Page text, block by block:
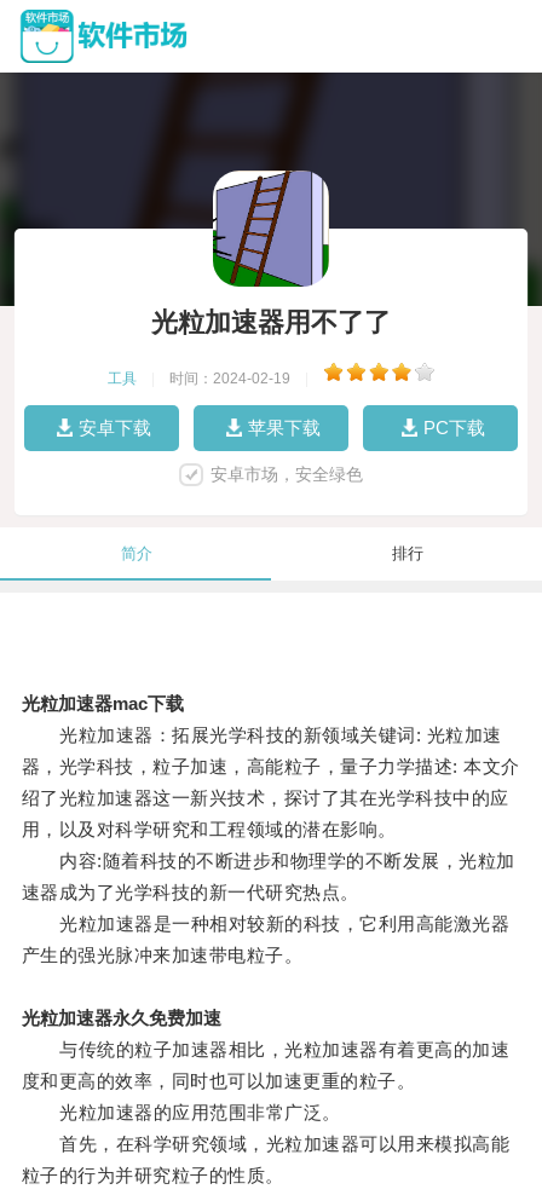
光粒加速器用不了了
工具 时间：2024-02-19
安卓下载 苹果下载 PC下载
安卓市场，安全绿色
简介 排行
光粒加速器mac下载
光粒加速器：拓展光学科技的新领域关键词: 光粒加速
器，光学科技，粒子加速，高能粒子，量子力学描述: 本文介
绍了光粒加速器这一新兴技术，探讨了其在光学科技中的应
用，以及对科学研究和工程领域的潜在影响。
内容:随着科技的不断进步和物理学的不断发展，光粒加
速器成为了光学科技的新一代研究热点。
光粒加速器是一种相对较新的科技，它利用高能激光器
产生的强光脉冲来加速带电粒子。
光粒加速器永久免费加速
与传统的粒子加速器相比，光粒加速器有着更高的加速
度和更高的效率，同时也可以加速更重的粒子。
光粒加速器的应用范围非常广泛。
首先，在科学研究领域，光粒加速器可以用来模拟高能
粒子的行为并研究粒子的性质。